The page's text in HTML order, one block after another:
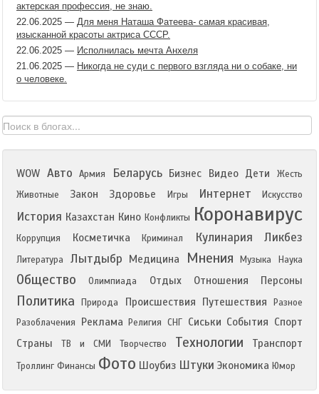
актерская профессия, не знаю.
22.06.2025 — Для меня Наташа Фатеева- самая красивая,
изысканной красоты актриса СССР.
22.06.2025 — Исполнилась мечта Анхеля
21.06.2025 — Никогда не суди с первого взгляда ни о собаке, ни
о человеке.
WOW Авто Армия Беларусь Бизнес Видео Дети
Жесть
Животные
Закон Здоровье Игры Интернет Искусство
История Казахстан Кино Конфликты Коронавирус
Коррупция Косметичка Криминал Кулинария Ликбез
Литература Лытдыбр Медицина Мнения Музыка Наука
Общество Олимпиада Отдых Отношения Персоны
Политика Природа Происшествия Путешествия
Разное
Разоблачения
Реклама Религия СНГ Сиськи События Спорт
Страны
ТВ и СМИ Творчество Технологии Транспорт
Троллинг Финансы Фото Шоубиз Штуки Экономика Юмор